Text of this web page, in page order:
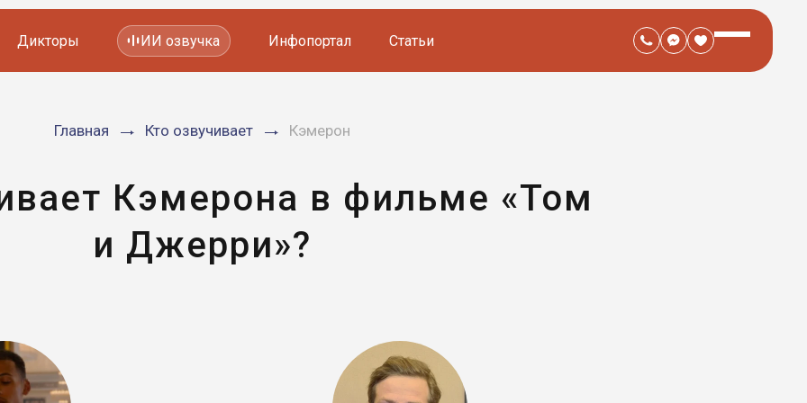
Мультфильмов
Дикторы ИИ озвучка Инфопортал Статьи
Главная Кто озвучивает Кэмерон
Кэмерона в фильме «Том
и Джерри»?